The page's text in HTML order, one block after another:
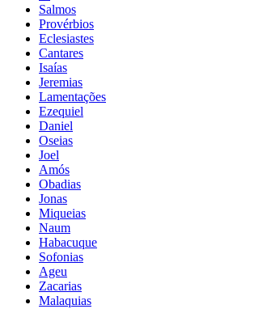
Salmos
Provérbios
Eclesiastes
Cantares
Isaías
Jeremias
Lamentações
Ezequiel
Daniel
Oseias
Joel
Amós
Obadias
Jonas
Miqueias
Naum
Habacuque
Sofonias
Ageu
Zacarias
Malaquias